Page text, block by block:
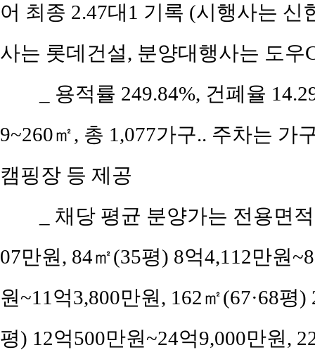
어 최종 2.47대1 기록 (시행사는
사는 롯데건설, 분양대행사는 도우
_ 용적률 249.84%, 건폐율
9~260㎡, 총 1,077가구.. 주차는 가
캠핑장 등 제공
_ 채당 평균 분양가는 전용면
07만원, 84㎡(35평) 8억4,112만원
원~11억3,800만원, 162㎡(67·68평
평) 12억500만원~24억9,000만원,